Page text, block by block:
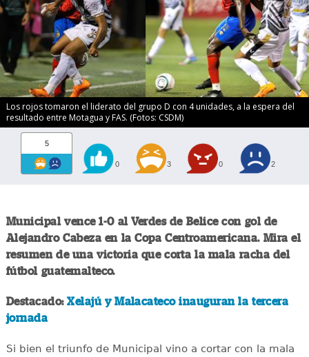
Los rojos tomaron el liderato del grupo D con 4 unidades, a la espera del
resultado entre Motagua y FAS. (Fotos: CSDM)
5
0 3 0 2
Municipal vence 1-0 al Verdes de Belice con gol de
Alejandro Cabeza en la Copa Centroamericana. Mira el
resumen de una victoria que corta la mala racha del
fútbol guatemalteco.
Destacado:Xelajú y Malacateco inauguran la tercera
jornada
Si bien el triunfo de Municipal vino a cortar con la mala